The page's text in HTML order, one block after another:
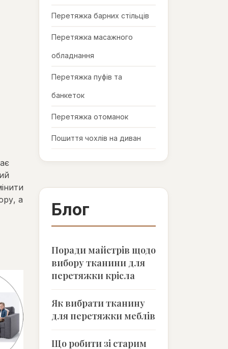
а
Перетяжка барних стільців
Перетяжка масажного
обладнання
Перетяжка пуфів та
банкеток
Перетяжка отоманок
Пошиття чохлів на диван
Блог
Поради майстрів щодо
вибору тканини для
перетяжки крісла
Як вибрати тканину
для перетяжки меблів
Що робити зі старим